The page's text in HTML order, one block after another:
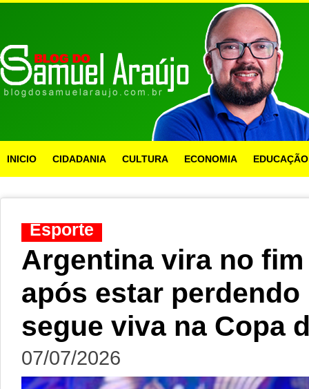
INICIO CIDADANIA CULTURA ECONOMIA EDUCAÇÃO
Esporte
Argentina vira no
após estar perdendo
segue viva na Copa
07/07/2026